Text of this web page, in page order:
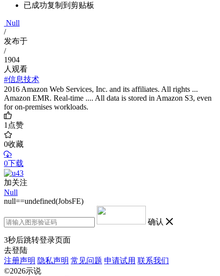
已成功复制到剪贴板
Null
/
发布于
/
1904
人观看
#信息技术
2016 Amazon Web Services, Inc. and its affiliates. All rights ...
Amazon EMR. Real-time .... All data is stored in Amazon S3, even
for on-premises workloads.
1点赞
0收藏
0下载
加关注
Null
null==undefined(JobsFE)
确认
3秒后跳转登录页面
去登陆
注册声明 隐私声明 常见问题 申请试用 联系我们
©2026示说